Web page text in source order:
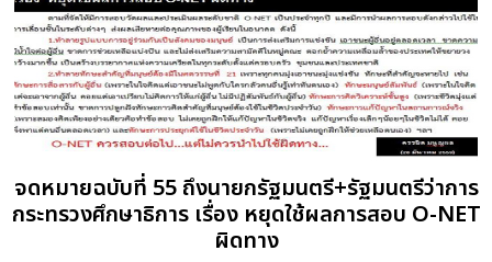
จดหมายฉบับที่ 55 ถึงนายกรัฐมนตรี+รัฐมนตรีว่าการ
กระทรวงศึกษาธิการ เรื่อง หยุดใช้ผลการสอบ O-NET
ผิดทาง